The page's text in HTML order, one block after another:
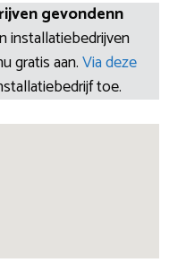
gevondenn
installatiebedrijven
gratis aan.Via deze
toe.